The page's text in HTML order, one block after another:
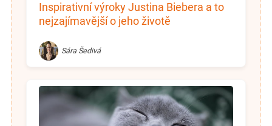
Inspirativní výroky Justina Biebera a to
nejzajímavější o jeho životě
Sára Šedivá